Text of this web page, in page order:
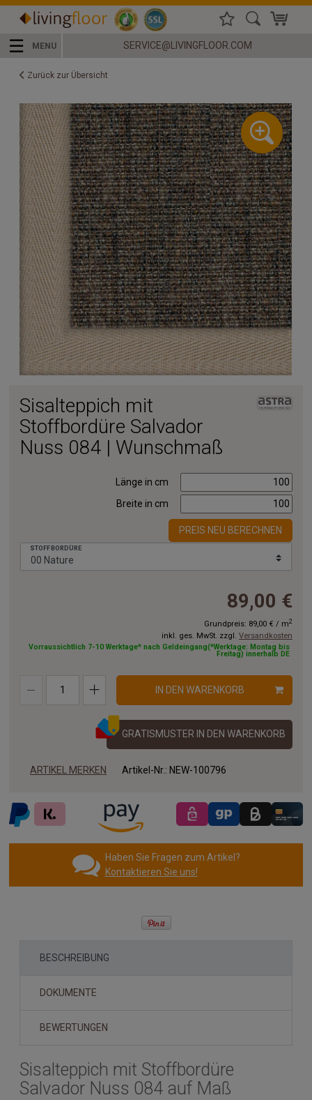
☰ MENU SERVICE@LIVINGFLOOR.COM
Zurück zur Übersicht
Sisalteppich mit
Stoffbordüre Salvador
Nuss 084 | Wunschmaß
Länge in cm
Breite in cm
PREIS NEU BERECHNEN
STOFFBORDÜRE
89,00 €
Grundpreis: 89,00 € / m2
inkl. ges. MwSt. zzgl. Versandkosten
Vorraussichtlich 7-10 Werktage* nach Geldeingang(*Werktage: Montag bis
Freitag) innerhalb DE
IN DEN WARENKORB
GRATISMUSTER IN DEN WARENKORB
ARTIKEL MERKEN Artikel-Nr.: NEW-100796
Haben Sie Fragen zum Artikel?
Kontaktieren Sie uns!
BESCHREIBUNG
DOKUMENTE
BEWERTUNGEN
Sisalteppich mit Stoffbordüre
Salvador Nuss 084 auf Maß